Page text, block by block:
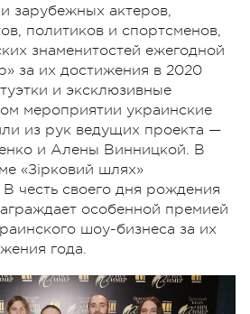
зарубежных актеров,
политиков и спортсменов,
знаменитостей ежегодной
за их достижения в 2020
и эксклюзивные
мероприятии украинские
из рук ведущих проекта —
и Алены Винницкой. В
«Зірковий шлях»
В честь своего дня рождения
особенной премией
шоу-бизнеса за их
года.